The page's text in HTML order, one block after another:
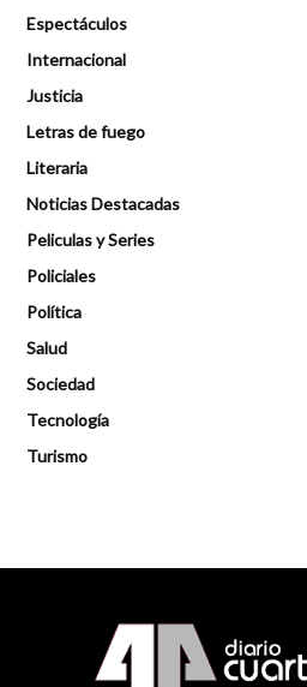
Espectáculos
Internacional
Justicia
Letras de fuego
Literaria
Noticias Destacadas
Peliculas y Series
Policiales
Política
Salud
Sociedad
Tecnología
Turismo